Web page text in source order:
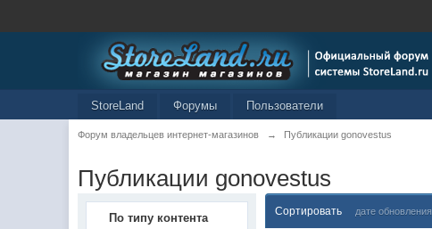
StoreLand Форумы Пользователи
Форум владельцев интернет-магазинов → Публикации gonovestus
Публикации gonovestus
По типу контента Сортировать дате обновления